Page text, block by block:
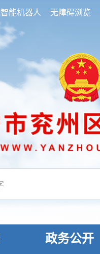
智能机器人 无障碍浏览
政务公开